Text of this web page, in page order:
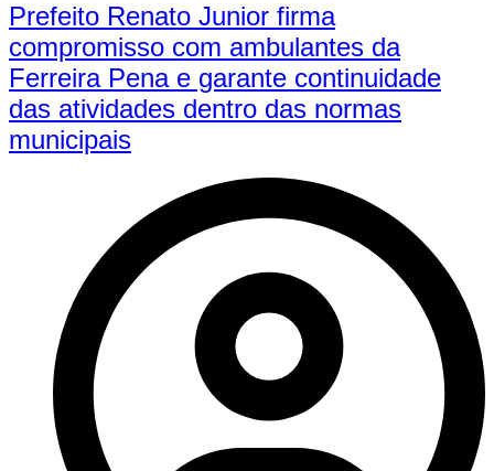
Prefeito Renato Junior firma
compromisso com ambulantes da
Ferreira Pena e garante continuidade
das atividades dentro das normas
municipais